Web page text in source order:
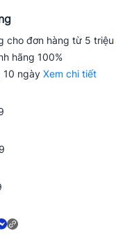
cho đơn hàng từ 5 triệu
hãng 100%
10 ngày Xem chi tiết